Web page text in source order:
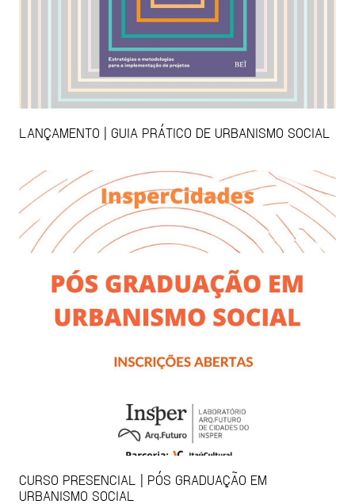
LANÇAMENTO | GUIA PRÁTICO DE URBANISMO SOCIAL
CURSO PRESENCIAL | PÓS GRADUAÇÃO EM
URBANISMO SOCIAL